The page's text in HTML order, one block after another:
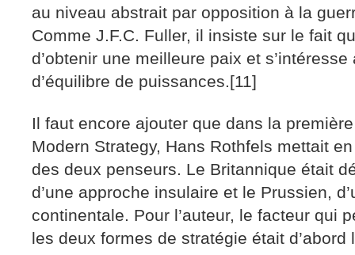
au niveau abstrait par opposition à la
Comme J.F.C. Fuller, il insiste sur le fait
d’obtenir une meilleure paix et
d’équilibre de puissances.[11]
Il faut encore ajouter que dans la
Modern Strategy, Hans Rothfels mettait
des deux penseurs. Le Britannique était
d’une approche insulaire et le Prussien,
continentale. Pour l’auteur, le facteur qui
les deux formes de stratégie était d’abord